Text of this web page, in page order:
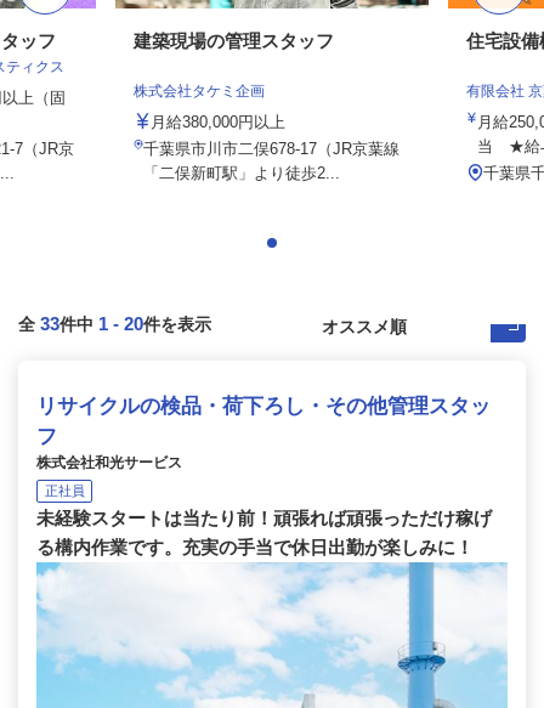
ッフ
ティクス
上（固
7（JR京
建築現場の管理スタッフ
株式会社タケミ企画
月給380,000円以上
千葉県市川市二俣678-17（JR京葉線
「二俣新町駅」より徒歩2...
住宅設備
有限会社
月給
当 ★給
千葉県
全 33件中 1 - 20件を表示
リサイクルの検品・荷下ろし・その他管理スタッ
フ
株式会社和光サービス
正社員
未経験スタートは当たり前！頑張れば頑張っただけ稼げ
る構内作業です。充実の手当で休日出勤が楽しみに！